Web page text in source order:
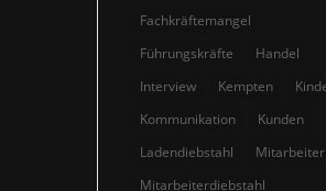
Fachkräftemangel
Führungskräfte
Handel
Interview
Kempten
Kommunikation
Kunden
Ladendiebstahl
Mitarbeiter
Mitarbeiterdiebstahl